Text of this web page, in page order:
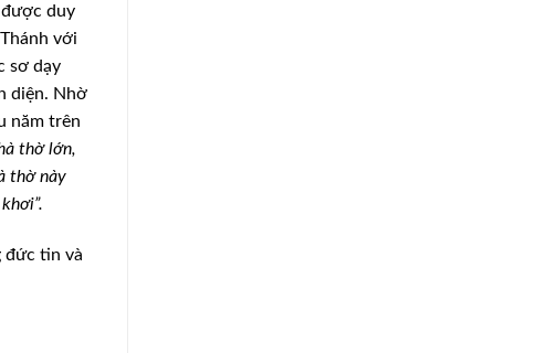
được duy
với
sơ dạy
diện. Nhờ
năm trên
thờ lớn,
thờ này
đức tin và